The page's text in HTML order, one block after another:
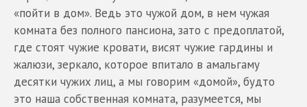
«пойти в дом». Ведь это чужой дом, в нем чужая
комната без полного пансиона, зато с предоплатой,
где стоят чужие кровати, висят чужие гардины и
жалюзи, зеркало, которое впитало в амальгаму
десятки чужих лиц, а мы говорим «домой», будто
это наша собственная комната, разумеется, мы